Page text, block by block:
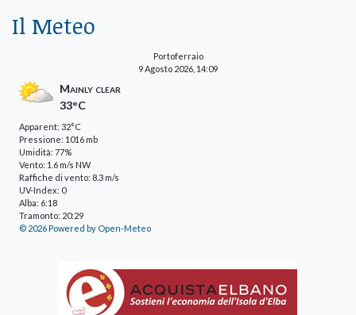
Il Meteo
Portoferraio
9 Agosto 2026, 14:09
Mainly clear
33°C
Apparent: 32°C
Pressione: 1016 mb
Umidità: 77%
Vento: 1.6 m/s NW
Raffiche di vento: 8.3 m/s
UV-Index: 0
Alba: 6:18
Tramonto: 20:29
© 2026 Powered by Open-Meteo